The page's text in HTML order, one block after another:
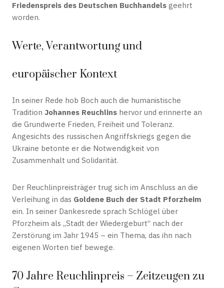
Friedenspreis des Deutschen Buchhandels geehrt
worden.
Werte, Verantwortung und
europäischer Kontext
In seiner Rede hob Boch auch die humanistische
Tradition Johannes Reuchlins hervor und erinnerte an
die Grundwerte Frieden, Freiheit und Toleranz.
Angesichts des russischen Angriffskriegs gegen die
Ukraine betonte er die Notwendigkeit von
Zusammenhalt und Solidarität.
Der Reuchlinpreisträger trug sich im Anschluss an die
Verleihung in das Goldene Buch der Stadt Pforzheim
ein. In seiner Dankesrede sprach Schlögel über
Pforzheim als „Stadt der Wiedergeburt“ nach der
Zerstörung im Jahr 1945 – ein Thema, das ihn nach
eigenen Worten tief bewege.
70 Jahre Reuchlinpreis – Zeitzeugen zu